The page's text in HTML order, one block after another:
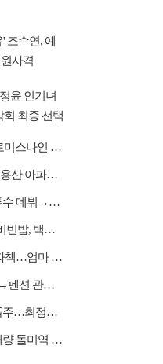
조수연, 예
사격
윤 인기녀
최종 선택
'꼬꼬무' 단종과 엄흥도…장항준·프로미스나인 이채영·적재 게스트 출연
'구해줘! 홈즈' 이모란 필라테스 원장 용산 아파트 방문…냄비뚜껑 운동법 소개
'야구여왕2' 배드민턴 출신 송민지, 투수 데뷔→장수영 반등 예고
'한국기행' 대구 평양냉면·익산 황등비빈밥, 백년 식당의 대물림 맛
'특종세상' 방은희, 모친상 후 6년째 자책…엄마 향한 그리움 근황
'특종세상' 가수 정삼, 공황장애 극복→펜션 관리자 근황
'합숙맞선2' 강신우, 김다혜 철벽에 폭주…최정윤 두고 이인권·권예찬·문성모 경쟁
'언니네 산지직송3' 박해준, 통영 견내량 돌미역 조업 합류…루지 체험